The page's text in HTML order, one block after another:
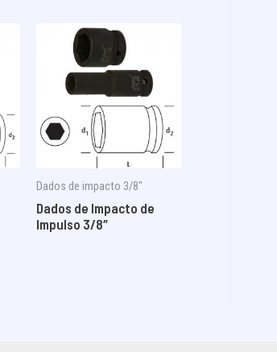
Dados de impacto 3/8"
Dados de Impacto de
Impulso 3/8″